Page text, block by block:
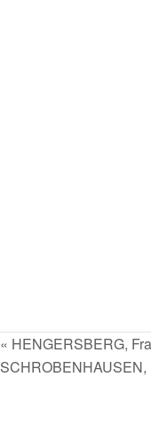
« HENGERSBERG,
SCHROBENHAUSEN,